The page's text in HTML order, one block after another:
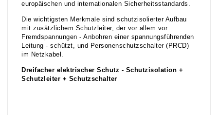
europäischen und internationalen Sicherheitsstandards.
Die wichtigsten Merkmale sind schutzisolierter Aufbau
mit zusätzlichem Schutzleiter, der vor allem vor
Fremdspannungen - Anbohren einer spannungsführenden
Leitung - schützt, und Personenschutzschalter (PRCD)
im Netzkabel.
Dreifacher elektrischer Schutz - Schutzisolation +
Schutzleiter + Schutzschalter